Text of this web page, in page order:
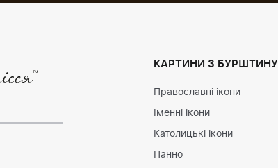
КАРТИНИ З БУРШТИНУ
Православні ікони
Іменні ікони
Католицькі ікони
Панно